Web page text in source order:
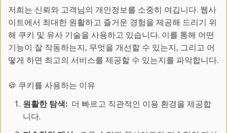
룸타입
조식/중식/
석식
거리
홈스테이
홈스테이에
대중교통으로 최
저희는 신뢰와 고객님의 개인정보를 소중히 여깁니다. 웹사
이트에서 최대한 원활하고 즐거운 경험을 제공해 드리기 위
해 쿠키 및 유사 기술을 사용하고 있습니다. 이를 통해 어떤
기능이 잘 작동하는지, 무엇을 개선할 수 있는지, 그리고 어
떻게 하면 최고의 서비스를 제공할 수 있는지를 파악합니다.
🍪 쿠키를 사용하는 이유
원활한 탐색:더 빠르고 직관적인 이용 환경을 제공합
니다.